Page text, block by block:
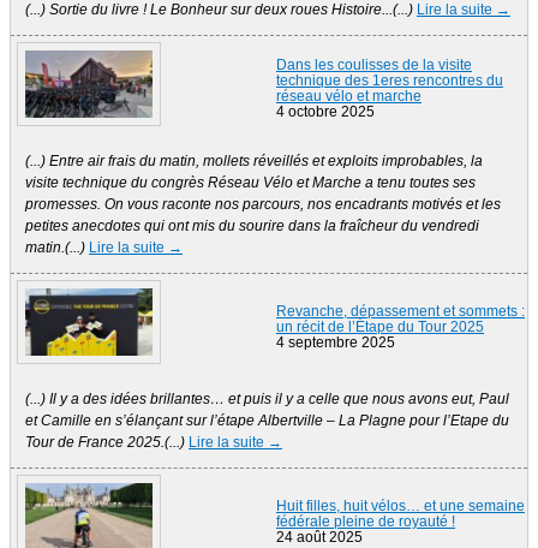
(...) Sortie du livre ! Le Bonheur sur deux roues Histoire...(...) Lire la suite →
Dans les coulisses de la visite
technique des 1eres rencontres du
réseau vélo et marche
4 octobre 2025
(...) Entre air frais du matin, mollets réveillés et exploits improbables, la
visite technique du congrès Réseau Vélo et Marche a tenu toutes ses
promesses. On vous raconte nos parcours, nos encadrants motivés et les
petites anecdotes qui ont mis du sourire dans la fraîcheur du vendredi
matin.(...) Lire la suite →
Revanche, dépassement et sommets :
un récit de l’Étape du Tour 2025
4 septembre 2025
(...) Il y a des idées brillantes… et puis il y a celle que nous avons eut, Paul
et Camille en s’élançant sur l’étape Albertville – La Plagne pour l’Etape du
Tour de France 2025.(...) Lire la suite →
Huit filles, huit vélos… et une semaine
fédérale pleine de royauté !
24 août 2025